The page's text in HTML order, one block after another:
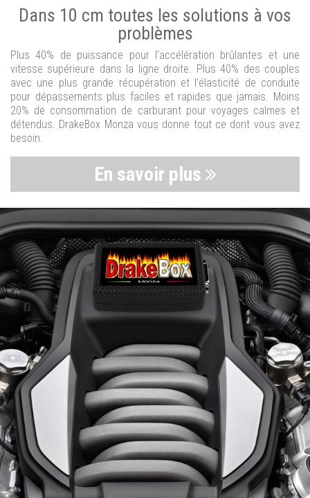
Dans 10 cm toutes les solutions à vos
problèmes
Plus 40% de puissance pour l'accélération brûlantes et une
vitesse supérieure dans la ligne droite. Plus 40% des couples
avec une plus grande récupération et l'élasticité de conduite
pour dépassements plus faciles et rapides que jamais. Moins
20% de consommation de carburant pour voyages calmes et
détendus. DrakeBox Monza vous donne tout ce dont vous avez
besoin.
En savoir plus